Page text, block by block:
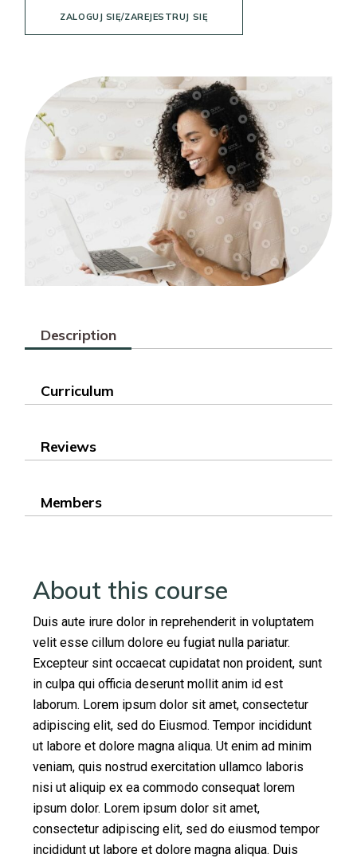
ZALOGUJ SIĘ/ZAREJESTRUJ SIĘ
Description
Curriculum
Reviews
Members
About this course
Duis aute irure dolor in reprehenderit in voluptatem
velit esse cillum dolore eu fugiat nulla pariatur.
Excepteur sint occaecat cupidatat non proident, sunt
in culpa qui officia deserunt mollit anim id est
laborum. Lorem ipsum dolor sit amet, consectetur
adipiscing elit, sed do Eiusmod. Tempor incididunt
ut labore et dolore magna aliqua. Ut enim ad minim
veniam, quis nostrud exercitation ullamco laboris
nisi ut aliquip ex ea commodo consequat lorem
ipsum dolor. Lorem ipsum dolor sit amet,
consectetur adipiscing elit, sed do eiusmod tempor
incididunt ut labore et dolore magna aliqua. Duis